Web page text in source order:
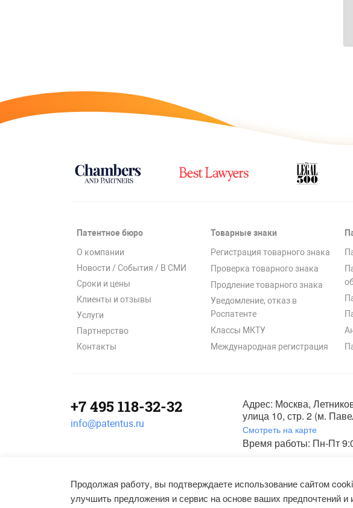
Патентное бюро
О компании
Новости / События / В СМИ
Сроки и цены
Клиенты и отзывы
Услуги
Партнерство
Контакты
Товарные знаки
Регистрация товарного знака
Проверка товарного знака
Продление товарного знака
Уведомление, отказ в
Роспатенте
Классы МКТУ
Международная регистрация
+7 495 118-32-32
info@patentus.ru
Адрес: Москва,
улица 10, стр. 2 (м.
Смотреть на карте
Время работы: Пн-Пт
Все права защищены.
Продолжая работу, вы подтверждаете использование сайтом
улучшить предложения и сервис на основе ваших предпочтений и